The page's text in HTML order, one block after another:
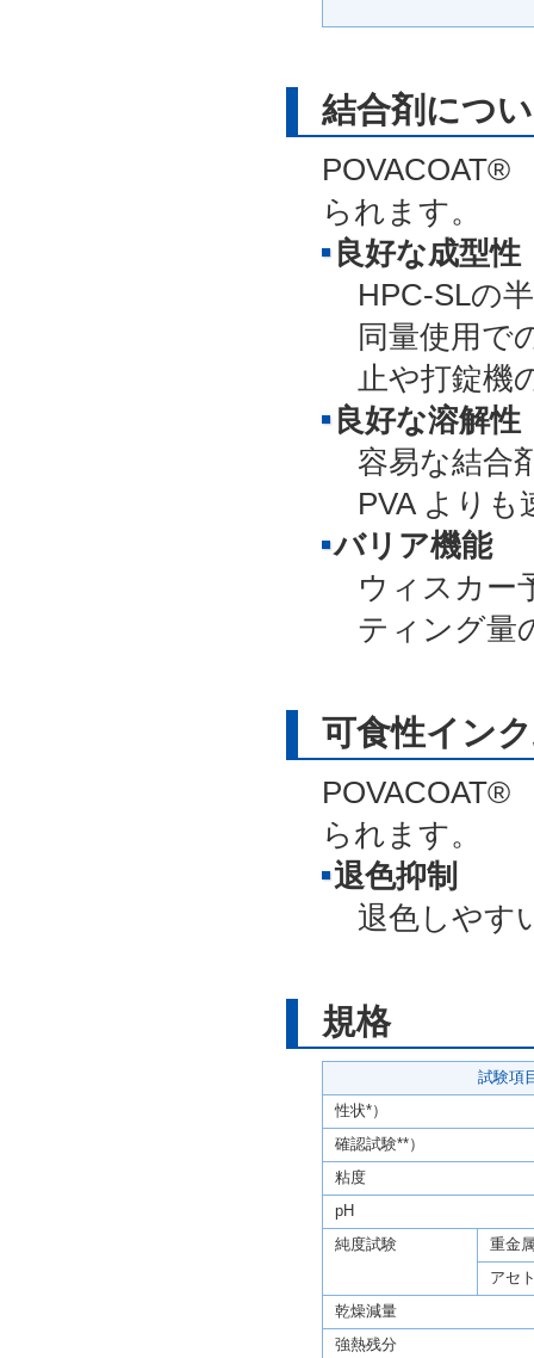
結合剤につ
POVACOAT®
られます。
良好な成型性
HPC-SLの
同量使用
止や打錠機
良好な溶解性
容易な結合
PVA よりも
バリア機能
ウィスカ
ティング量
可食性イン
POVACOAT®
られます。
退色抑制
退色しやす
規格
試験項
性状*）
確認試験**）
粘度
pH
純度試験
重金
アセ
乾燥減量
強熱残分